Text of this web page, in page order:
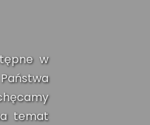
w
temat